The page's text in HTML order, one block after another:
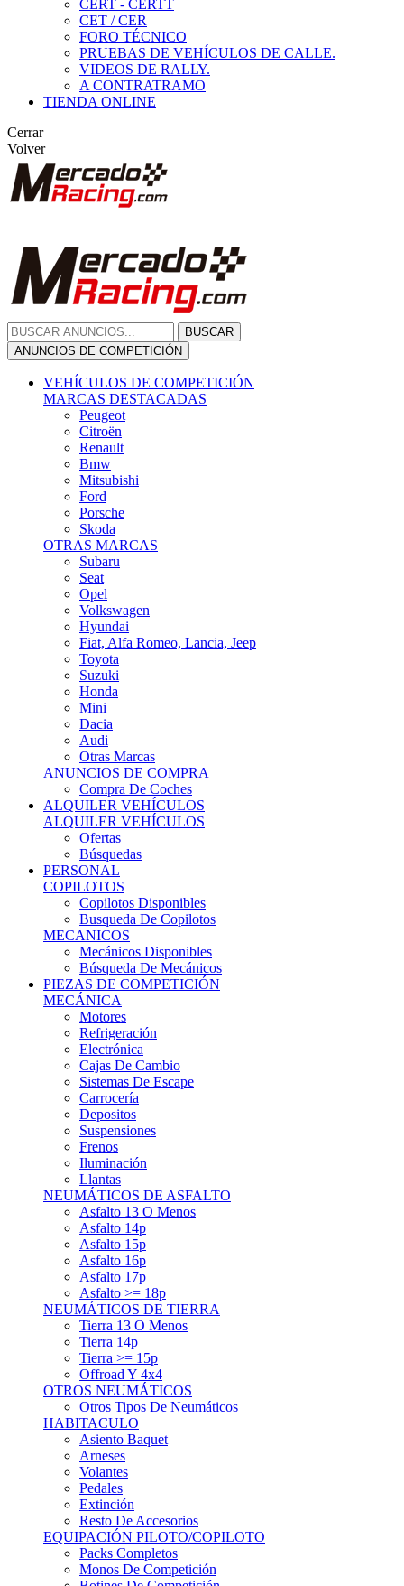
CERT - CERTT
CET / CER
FORO TÉCNICO
PRUEBAS DE VEHÍCULOS DE CALLE.
VIDEOS DE RALLY.
A CONTRATRAMO
TIENDA ONLINE
Cerrar
Volver
BUSCAR
ANUNCIOS DE COMPETICIÓN
VEHÍCULOS DE COMPETICIÓN
MARCAS DESTACADAS
Peugeot
Citroën
Renault
Bmw
Mitsubishi
Ford
Porsche
Skoda
OTRAS MARCAS
Subaru
Seat
Opel
Volkswagen
Hyundai
Fiat, Alfa Romeo, Lancia, Jeep
Toyota
Suzuki
Honda
Mini
Dacia
Audi
Otras Marcas
ANUNCIOS DE COMPRA
Compra De Coches
ALQUILER VEHÍCULOS
ALQUILER VEHÍCULOS
Ofertas
Búsquedas
PERSONAL
COPILOTOS
Copilotos Disponibles
Busqueda De Copilotos
MECANICOS
Mecánicos Disponibles
Búsqueda De Mecánicos
PIEZAS DE COMPETICIÓN
MECÁNICA
Motores
Refrigeración
Electrónica
Cajas De Cambio
Sistemas De Escape
Carrocería
Depositos
Suspensiones
Frenos
Iluminación
Llantas
NEUMÁTICOS DE ASFALTO
Asfalto 13 O Menos
Asfalto 14p
Asfalto 15p
Asfalto 16p
Asfalto 17p
Asfalto >= 18p
NEUMÁTICOS DE TIERRA
Tierra 13 O Menos
Tierra 14p
Tierra >= 15p
Offroad Y 4x4
OTROS NEUMÁTICOS
Otros Tipos De Neumáticos
HABITACULO
Asiento Baquet
Arneses
Volantes
Pedales
Extinción
Resto De Accesorios
EQUIPACIÓN PILOTO/COPILOTO
Packs Completos
Monos De Competición
Botines De Competición
Guantes